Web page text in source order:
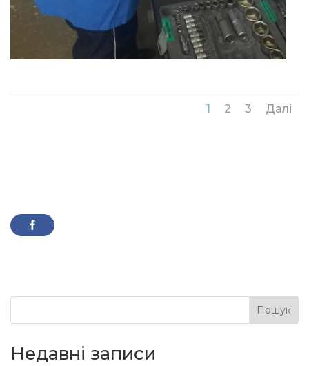
1 2 3 Далі
Пошук
Недавні записи